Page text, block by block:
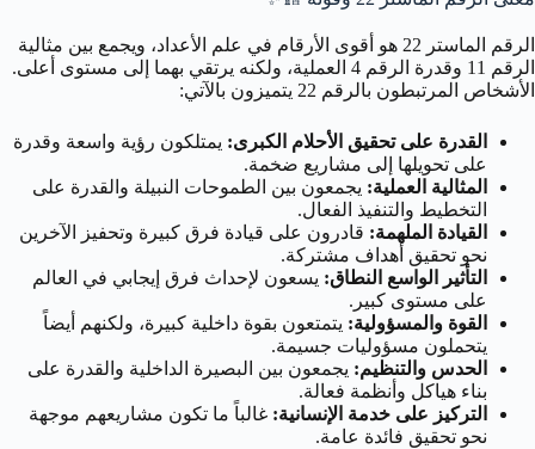
الرقم الماستر 22 هو أقوى الأرقام في علم الأعداد، ويجمع بين مثالية
الرقم 11 وقدرة الرقم 4 العملية، ولكنه يرتقي بهما إلى مستوى أعلى.
الأشخاص المرتبطون بالرقم 22 يتميزون بالآتي:
القدرة على تحقيق الأحلام الكبرى: يمتلكون رؤية واسعة وقدرة
على تحويلها إلى مشاريع ضخمة.
المثالية العملية: يجمعون بين الطموحات النبيلة والقدرة على
التخطيط والتنفيذ الفعال.
القيادة الملهمة: قادرون على قيادة فرق كبيرة وتحفيز الآخرين
نحو تحقيق أهداف مشتركة.
التأثير الواسع النطاق: يسعون لإحداث فرق إيجابي في العالم
على مستوى كبير.
القوة والمسؤولية: يتمتعون بقوة داخلية كبيرة، ولكنهم أيضاً
يتحملون مسؤوليات جسيمة.
الحدس والتنظيم: يجمعون بين البصيرة الداخلية والقدرة على
بناء هياكل وأنظمة فعالة.
التركيز على خدمة الإنسانية: غالباً ما تكون مشاريعهم موجهة
نحو تحقيق فائدة عامة.